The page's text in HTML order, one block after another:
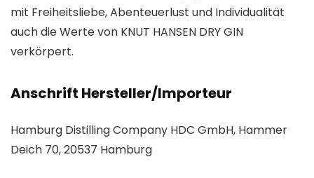
mit Freiheitsliebe, Abenteuerlust und Individualität
auch die Werte von KNUT HANSEN DRY GIN
verkörpert.
Anschrift Hersteller/Importeur
Hamburg Distilling Company HDC GmbH, Hammer
Deich 70, 20537 Hamburg